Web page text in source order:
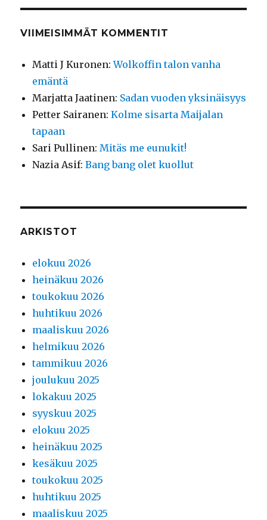
VIIMEISIMMÄT KOMMENTIT
Matti J Kuronen:Wolkoffin talon vanha
emäntä
Marjatta Jaatinen: Sadan vuoden yksinäisyys
Petter Sairanen:Kolme sisarta Maijalan
tapaan
Sari Pullinen: Mitäs me eunukit!
Nazia Asif:Bang bang olet kuollut
ARKISTOT
elokuu 2026
heinäkuu 2026
toukokuu 2026
huhtikuu 2026
maaliskuu 2026
helmikuu 2026
tammikuu 2026
joulukuu 2025
lokakuu 2025
syyskuu 2025
elokuu 2025
heinäkuu 2025
kesäkuu 2025
toukokuu 2025
huhtikuu 2025
maaliskuu 2025